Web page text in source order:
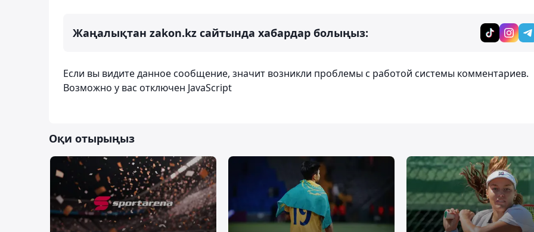
Жаңалықтан zakon.kz сайтында хабардар болыңыз:
Если вы видите данное сообщение, значит возникли проблемы с работой системы комментариев.
Возможно у вас отключен JavaScript
Оқи отырыңыз